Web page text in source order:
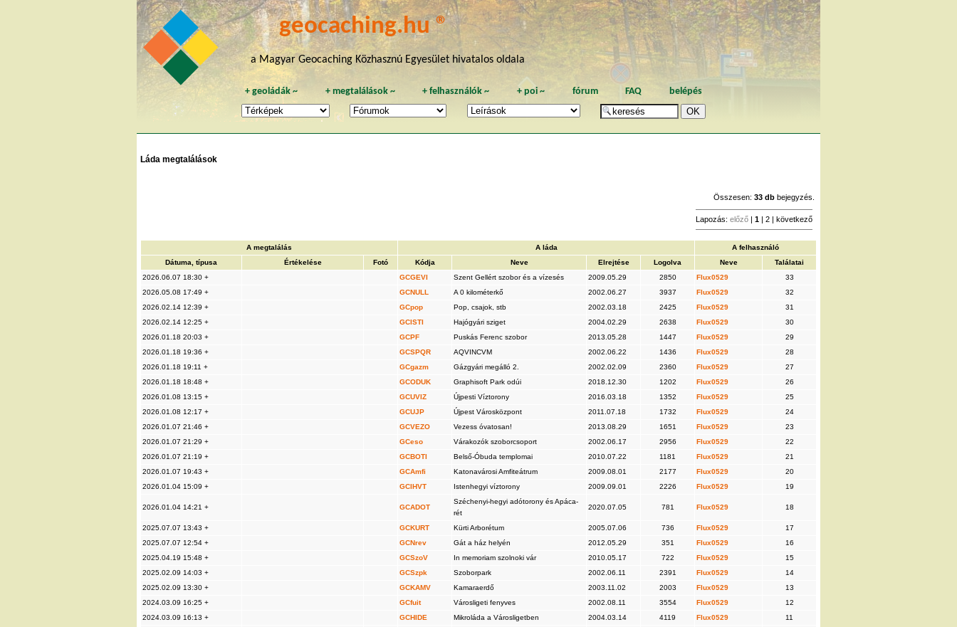
geocaching.hu ®
a Magyar Geocaching Közhasznú Egyesület hivatalos oldala
+geoládák ~ + megtalálások~ +felhasználók ~ + poi~ fórum FAQ belépés
Láda megtalálások
Összesen: 33 db bejegyzés.
Lapozás: előző 1 2 következő
A megtalálás A láda
A felhasználó
Dátuma, típusa
Értékelése Fotó Kódja Neve Elrejtése Logolva Neve
Találatai
2026.06.07 18:30 +
GCGEVI Szent Gellért szobor és a vízesés 2009.05.29 2850 Flux0529
33
2026.05.08 17:49 +
GCNULL A 0 kilométerkő 2002.06.27 3937 Flux0529
32
2026.02.14 12:39 +
GCpop Pop, csajok, stb 2002.03.18 2425 Flux0529
31
2026.02.14 12:25 +
GCISTI Hajógyári sziget 2004.02.29 2638 Flux0529
30
2026.01.18 20:03 +
GCPF Puskás Ferenc szobor 2013.05.28 1447 Flux0529
29
2026.01.18 19:36 +
GCSPQR AQVINCVM 2002.06.22 1436 Flux0529
28
2026.01.18 19:11 +
GCgazm Gázgyári megálló 2. 2002.02.09 2360 Flux0529
27
2026.01.18 18:48 +
GCODUK Graphisoft Park odúi 2018.12.30 1202 Flux0529
26
2026.01.08 13:15 +
GCUVIZ Újpesti Víztorony 2016.03.18 1352 Flux0529
25
2026.01.08 12:17 +
GCUJP Újpest Városközpont 2011.07.18 1732 Flux0529
24
2026.01.07 21:46 +
GCVEZO Vezess óvatosan! 2013.08.29 1651 Flux0529
23
2026.01.07 21:29 +
GCeso Várakozók szoborcsoport 2002.06.17 2956 Flux0529
22
2026.01.07 21:19 +
GCBOTI Belső-Óbuda templomai 2010.07.22 1181 Flux0529
21
2026.01.07 19:43 +
GCAmfi Katonavárosi Amfiteátrum 2009.08.01 2177 Flux0529
20
2026.01.04 15:09 +
GCIHVT Istenhegyi víztorony 2009.09.01 2226 Flux0529 19
2026.01.04 14:21 + GCADOT
Széchenyi-hegyi adótorony és Apáca-
rét
2020.07.05 781 Flux0529 18
2025.07.07 13:43 + GCKURT Kürti Arborétum 2005.07.06 736 Flux0529
17
2025.07.07 12:54 +
GCNrev Gát a ház helyén 2012.05.29 351 Flux0529
16
2025.04.19 15:48 +
GCSzoV In memoriam szolnoki vár 2010.05.17 722 Flux0529
15
2025.02.09 14:03 +
GCSzpk Szoborpark 2002.06.11 2391 Flux0529
14
2025.02.09 13:30 +
GCKAMV Kamaraerdő 2003.11.02 2003 Flux0529
13
2024.03.09 16:25 +
GCfuit Városligeti fenyves 2002.08.11 3554 Flux0529
12
2024.03.09 16:13 +
GCHIDE Mikroláda a Városligetben 2004.03.14 4119 Flux0529
11